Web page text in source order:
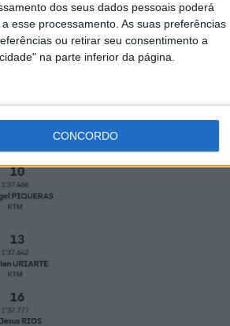
dos seus dados pessoais poderá
esse processamento. As suas preferências
ou retirar seu consentimento a
na parte inferior da página.
CONCORDO